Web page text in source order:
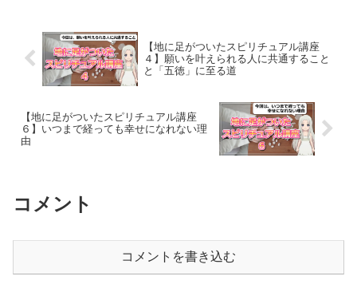
【地に足がついたスピリチュアル講座
４】願いを叶えられる人に共通すること
と「五徳」に至る道
【地に足がついたスピリチュアル講座
６】いつまで経っても幸せになれない理
由
コメント
コメントを書き込む